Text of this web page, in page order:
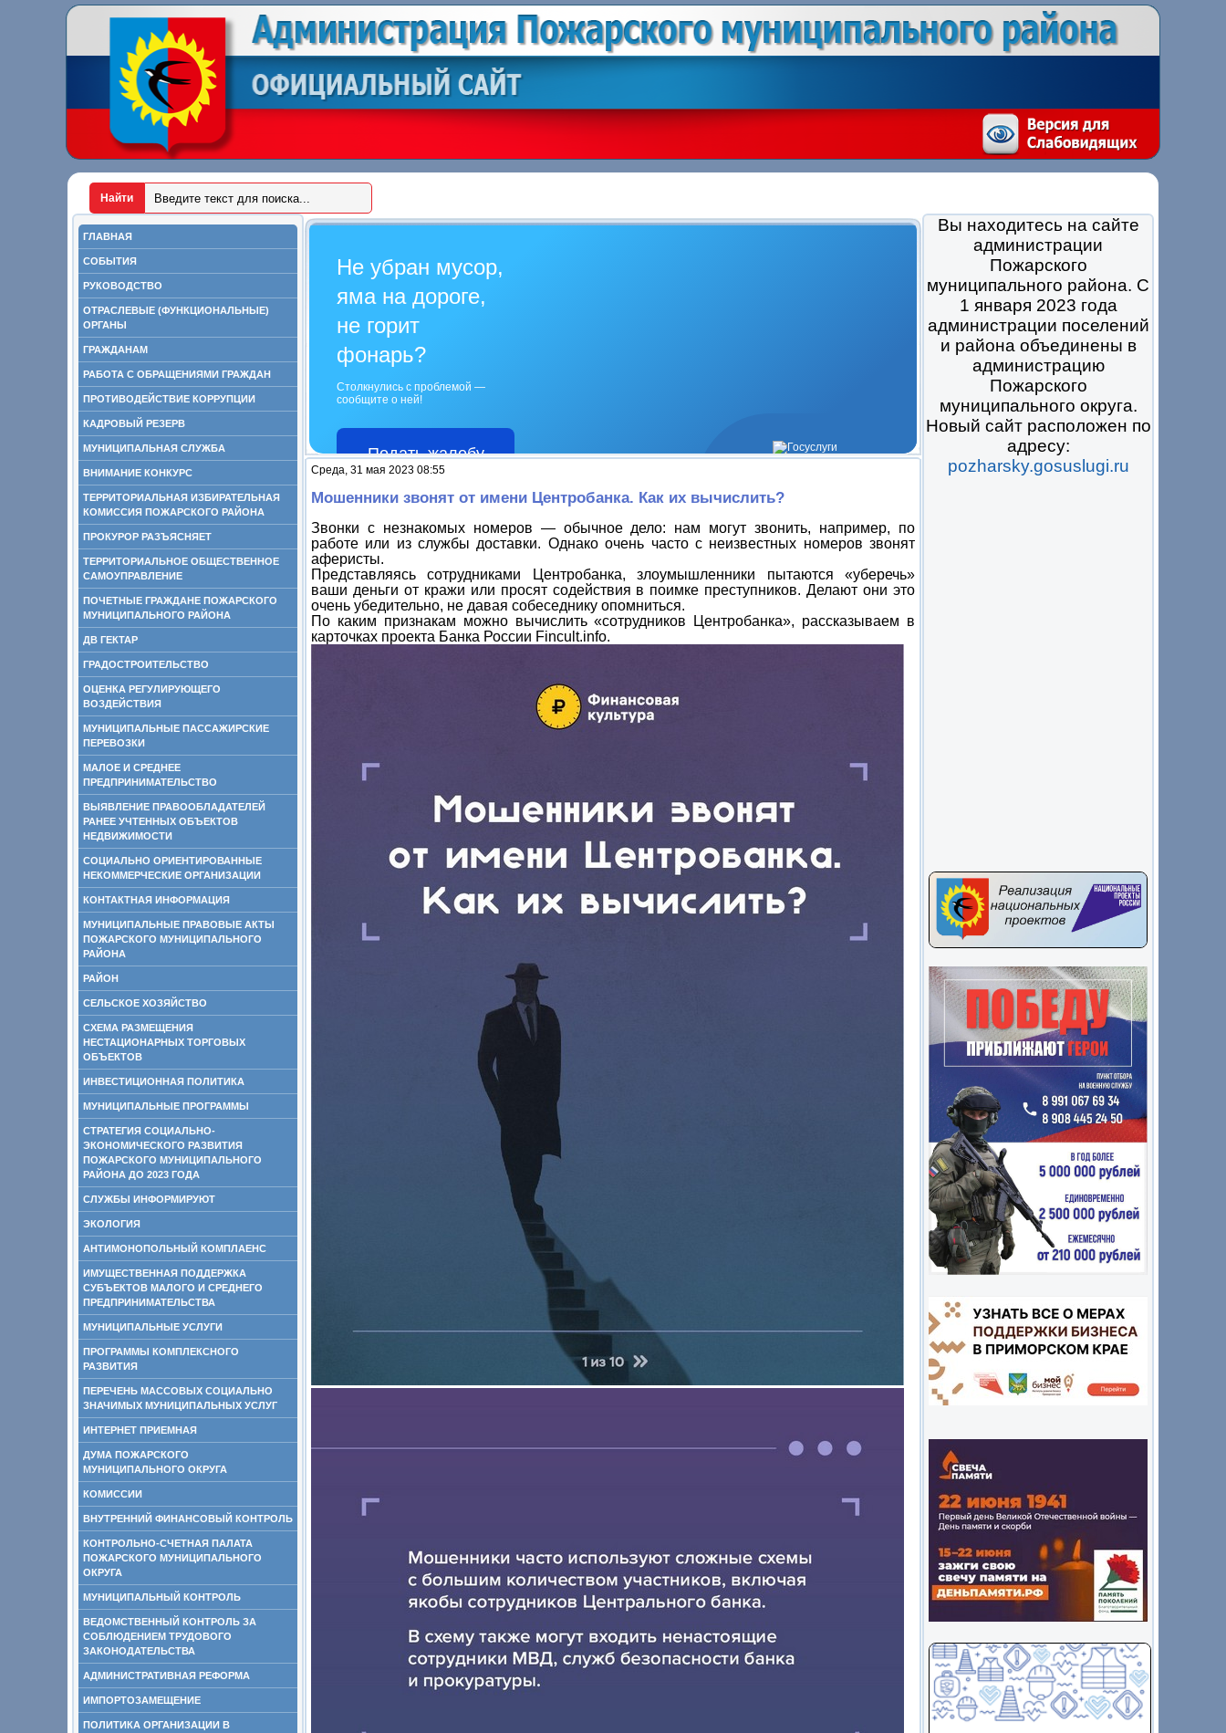
ГЛАВНАЯ
СОБЫТИЯ
РУКОВОДСТВО
ОТРАСЛЕВЫЕ (ФУНКЦИОНАЛЬНЫЕ)
ОРГАНЫ
ГРАЖДАНАМ
РАБОТА С ОБРАЩЕНИЯМИ ГРАЖДАН
ПРОТИВОДЕЙСТВИЕ КОРРУПЦИИ
КАДРОВЫЙ РЕЗЕРВ
МУНИЦИПАЛЬНАЯ СЛУЖБА
ВНИМАНИЕ КОНКУРС
ТЕРРИТОРИАЛЬНАЯ ИЗБИРАТЕЛЬНАЯ
КОМИССИЯ ПОЖАРСКОГО РАЙОНА
ПРОКУРОР РАЗЪЯСНЯЕТ
ТЕРРИТОРИАЛЬНОЕ ОБЩЕСТВЕННОЕ
САМОУПРАВЛЕНИЕ
ПОЧЕТНЫЕ ГРАЖДАНЕ ПОЖАРСКОГО
МУНИЦИПАЛЬНОГО РАЙОНА
ДВ ГЕКТАР
ГРАДОСТРОИТЕЛЬСТВО
ОЦЕНКА РЕГУЛИРУЮЩЕГО
ВОЗДЕЙСТВИЯ
МУНИЦИПАЛЬНЫЕ ПАССАЖИРСКИЕ
ПЕРЕВОЗКИ
МАЛОЕ И СРЕДНЕЕ
ПРЕДПРИНИМАТЕЛЬСТВО
ВЫЯВЛЕНИЕ ПРАВООБЛАДАТЕЛЕЙ
РАНЕЕ УЧТЕННЫХ ОБЪЕКТОВ
НЕДВИЖИМОСТИ
СОЦИАЛЬНО ОРИЕНТИРОВАННЫЕ
НЕКОММЕРЧЕСКИЕ ОРГАНИЗАЦИИ
КОНТАКТНАЯ ИНФОРМАЦИЯ
МУНИЦИПАЛЬНЫЕ ПРАВОВЫЕ АКТЫ
ПОЖАРСКОГО МУНИЦИПАЛЬНОГО
РАЙОНА
РАЙОН
СЕЛЬСКОЕ ХОЗЯЙСТВО
СХЕМА РАЗМЕЩЕНИЯ
НЕСТАЦИОНАРНЫХ ТОРГОВЫХ
ОБЪЕКТОВ
ИНВЕСТИЦИОННАЯ ПОЛИТИКА
МУНИЦИПАЛЬНЫЕ ПРОГРАММЫ
СТРАТЕГИЯ СОЦИАЛЬНО-
ЭКОНОМИЧЕСКОГО РАЗВИТИЯ
ПОЖАРСКОГО МУНИЦИПАЛЬНОГО
РАЙОНА ДО 2023 ГОДА
СЛУЖБЫ ИНФОРМИРУЮТ
ЭКОЛОГИЯ
АНТИМОНОПОЛЬНЫЙ КОМПЛАЕНС
ИМУЩЕСТВЕННАЯ ПОДДЕРЖКА
СУБЪЕКТОВ МАЛОГО И СРЕДНЕГО
ПРЕДПРИНИМАТЕЛЬСТВА
МУНИЦИПАЛЬНЫЕ УСЛУГИ
ПРОГРАММЫ КОМПЛЕКСНОГО
РАЗВИТИЯ
ПЕРЕЧЕНЬ МАССОВЫХ СОЦИАЛЬНО
ЗНАЧИМЫХ МУНИЦИПАЛЬНЫХ УСЛУГ
ИНТЕРНЕТ ПРИЕМНАЯ
ДУМА ПОЖАРСКОГО
МУНИЦИПАЛЬНОГО ОКРУГА
КОМИССИИ
ВНУТРЕННИЙ ФИНАНСОВЫЙ КОНТРОЛЬ
КОНТРОЛЬНО-СЧЕТНАЯ ПАЛАТА
ПОЖАРСКОГО МУНИЦИПАЛЬНОГО
ОКРУГА
МУНИЦИПАЛЬНЫЙ КОНТРОЛЬ
ВЕДОМСТВЕННЫЙ КОНТРОЛЬ ЗА
СОБЛЮДЕНИЕМ ТРУДОВОГО
ЗАКОНОДАТЕЛЬСТВА
АДМИНИСТРАТИВНАЯ РЕФОРМА
ИМПОРТОЗАМЕЩЕНИЕ
ПОЛИТИКА ОРГАНИЗАЦИИ В
Вы находитесь на сайте
администрации
Пожарского
муниципального района. С
1 января 2023 года
администрации поселений
и района объединены в
администрацию
Пожарского
муниципального округа.
Новый сайт расположен по
адресу:
pozharsky.gosuslugi.ru
Не убран мусор,
яма на дороге,
не горит
фонарь?
Столкнулись с проблемой —
сообщите о ней!
Подать жалобу
Среда, 31 мая 2023 08:55
Мошенники звонят от имени Центробанка. Как их вычислить?
Звонки с незнакомых номеров — обычное дело: нам могут звонить, например, по
работе или из службы доставки. Однако очень часто с неизвестных номеров звонят
аферисты.
Представляясь сотрудниками Центробанка, злоумышленники пытаются «уберечь»
ваши деньги от кражи или просят содействия в поимке преступников. Делают они это
очень убедительно, не давая собеседнику опомниться.
По каким признакам можно вычислить «сотрудников Центробанка», рассказываем в
карточках проекта Банка России Fincult.info.